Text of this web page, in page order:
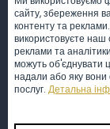
Повідомлення *
сайту, збереження
контенту та
використовуєте
реклами та
можуть об'єднувати
надали або яку вони
послуг.Детальна